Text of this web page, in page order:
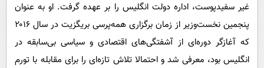
حیات وحش
غیر سفیدپوست، اداره دولت انگلیس را بر عهده گرفت. او به عنوان
پنجمین نخست‌وزیر از زمان برگزاری همه‌پرسی بریگزیت در سال ۲۰۱۶
که آغازگر دوره‌ای از آشفتگی‌های اقتصادی و سیاسی بی‌سابقه در
انگلیس بود، معرفی شد و احتمالا تلاش تازه‌ای را برای مقابله با تورم